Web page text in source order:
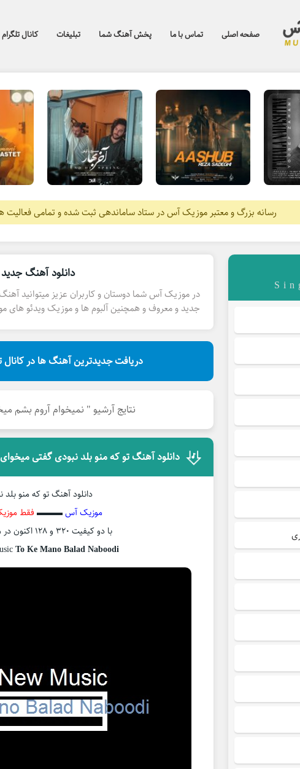
صفحه اصلی تماس با ما پخش آهنگ شما تبلیغات کانال تلگرام
رسانه بزرگ و معتبر موزیک آس در ستاد ساماندهی ثبت شده و تمامی
دانلود آهنگ جدید
در موزیک آس شما دوستان و کاربران عزیز میتوانید
جدید و معروف و همچنین آلبوم ها و موزیک ویدئو های
دریافت جدیدترین آهنگ ها در
نتایج آرشیو " نمیخوام آروم بشم
دانلود آهنگ تو که منو بلد نبودی گفتی
دانلود آهنگ تو که منو بلد
موزیک آس▬▬▬ فقط
با دو کیفیت ۳۲۰ و ۱۲۸ اکنون در موزیک آس
To Ke Mano Balad Naboodi